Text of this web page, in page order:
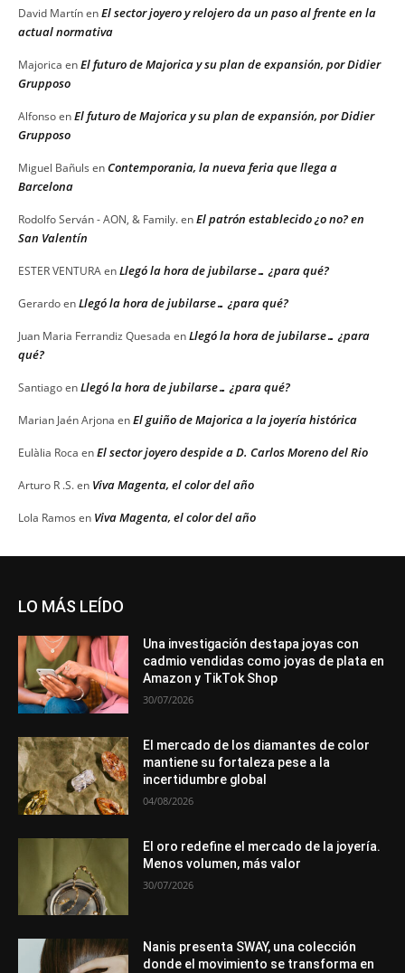
David MartínenEl sector joyero y relojero da un paso al frente en la
actual normativa
Majorica enEl futuro de Majorica y su plan de expansión, por Didier
Grupposo
AlfonsoenEl futuro de Majorica y su plan de expansión, por Didier
Grupposo
Miguel Bañuls enContemporania, la nueva feria que llega a
Barcelona
Rodolfo Serván - AON, & Family.enEl patrón establecido ¿o no? en
San Valentín
ESTER VENTURAenLlegó la hora de jubilarse… ¿para qué?
GerardoenLlegó la hora de jubilarse… ¿para qué?
Juan Maria Ferrandiz Quesada enLlegó la hora de jubilarse… ¿para
qué?
SantiagoenLlegó la hora de jubilarse… ¿para qué?
Marian Jaén Arjona enEl guiño de Majorica a la joyería histórica
Eulàlia Roca enEl sector joyero despide a D. Carlos Moreno del Rio
Arturo R .S.en Viva Magenta, el color del año
Lola Ramos en Viva Magenta, el color del año
LO MÁS LEÍDO
Una investigación destapa joyas con
cadmio vendidas como joyas de plata en
Amazon y TikTok Shop
30/07/2026
El mercado de los diamantes de color
mantiene su fortaleza pese a la
incertidumbre global
04/08/2026
El oro redefine el mercado de la joyería.
Menos volumen, más valor
30/07/2026
Nanis presenta SWAY, una colección
donde el movimiento se transforma en